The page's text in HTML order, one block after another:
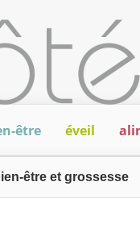
être éveil
être et grossesse